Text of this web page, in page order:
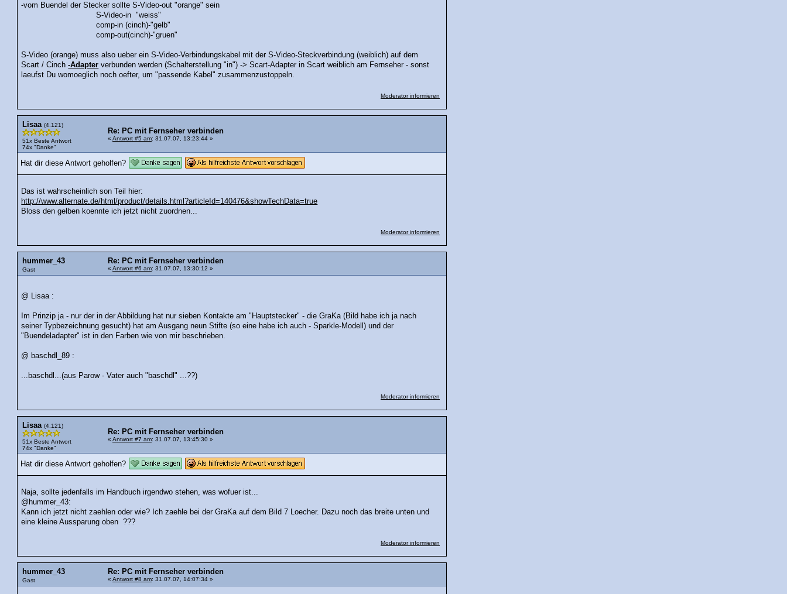
-vom Buendel der Stecker sollte S-Video-out "orange" sein
S-Video-in "weiss"
comp-in (cinch)-"gelb"
comp-out(cinch)-"gruen"
S-Video (orange) muss also ueber ein S-Video-Verbindungskabel mit der S-Video-Steckverbindung (weiblich) auf dem
Scart / Cinch-Adapter verbunden werden (Schalterstellung "in") -> Scart-Adapter in Scart weiblich am Fernseher - sonst
laeufst Du womoeglich noch oefter, um "passende Kabel" zusammenzustoppeln.
Moderator informieren
Lisaa (4.121)
51x Beste Antwort
74x "Danke"
Re: PC mit Fernseher verbinden
« Antwort #5 am: 31.07.07, 13:23:44 »
Hat dir diese Antwort geholfen?
Das ist wahrscheinlich son Teil hier:
http://www.alternate.de/html/product/details.html?articleId=140476&showTechData=true
Bloss den gelben koennte ich jetzt nicht zuordnen...
Moderator informieren
hummer_43
Gast
Re: PC mit Fernseher verbinden
« Antwort #6 am: 31.07.07, 13:30:12 »
@ Lisaa :
Im Prinzip ja - nur der in der Abbildung hat nur sieben Kontakte am "Hauptstecker" - die GraKa (Bild habe ich ja nach
seiner Typbezeichnung gesucht) hat am Ausgang neun Stifte (so eine habe ich auch - Sparkle-Modell) und der
"Buendeladapter" ist in den Farben wie von mir beschrieben.
@ baschdl_89 :
...baschdl...(aus Parow - Vater auch "baschdl" ...??)
Moderator informieren
Lisaa (4.121)
51x Beste Antwort
74x "Danke"
Re: PC mit Fernseher verbinden
« Antwort #7 am: 31.07.07, 13:45:30 »
Hat dir diese Antwort geholfen?
Naja, sollte jedenfalls im Handbuch irgendwo stehen, was wofuer ist...
@hummer_43:
Kann ich jetzt nicht zaehlen oder wie? Ich zaehle bei der GraKa auf dem Bild 7 Loecher. Dazu noch das breite unten und
eine kleine Aussparung oben ???
Moderator informieren
hummer_43
Gast
Re: PC mit Fernseher verbinden
« Antwort #8 am: 31.07.07, 14:07:34 »